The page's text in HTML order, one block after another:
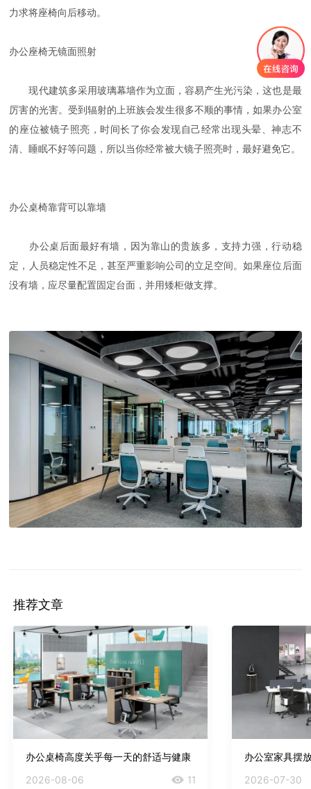
力求将座椅向后移动。
办公座椅无镜面照射
现代建筑多采用玻璃幕墙作为立面，容易产生光污染，这也是最
厉害的光害。受到辐射的上班族会发生很多不顺的事情，如果办公室
的座位被镜子照亮，时间长了你会发现自己经常出现头晕、神志不
清、睡眠不好等问题，所以当你经常被大镜子照亮时，最好避免它。
办公桌椅靠背可以靠墙
办公桌后面最好有墙，因为靠山的贵族多，支持力强，行动稳
定，人员稳定性不足，甚至严重影响公司的立足空间。如果座位后面
没有墙，应尽量配置固定台面，并用矮柜做支撑。
推荐文章
办公桌椅高度关乎每一天的舒适与健康
2026-08-06
11
办公室家具摆
2026-07-30